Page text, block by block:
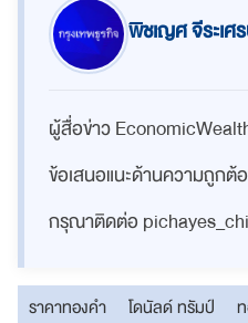
พิชเญศ จีระเศ
ผู้สื่อข่าว
ข้อเสนอแนะด้านความถูกต้
กรุณาติดต่อ
ราคาทองคำ โดนัลด์ ทรัมป์